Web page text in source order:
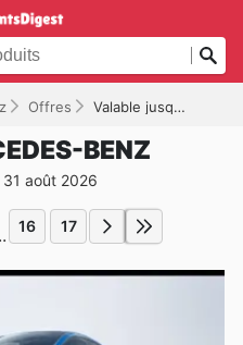
Offres Valable jusqu'à 31/08/2026
BENZ
août 2026
16 17